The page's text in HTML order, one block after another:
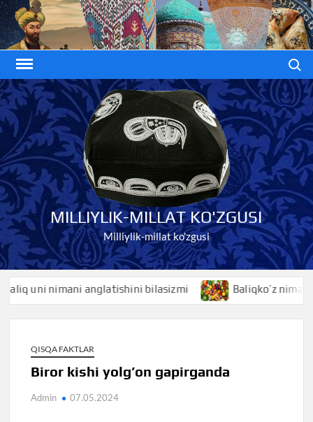
Skip
to
content
MILLIYLIK-MILLAT KO'ZGUSI
Milliylik-millat ko'zgusi
uni nimani anglatishini bilasizmi Baliqko’z nimani
QISQA FAKTLAR
Biror kishi yolg’on gapirganda
Admin 07.05.2024